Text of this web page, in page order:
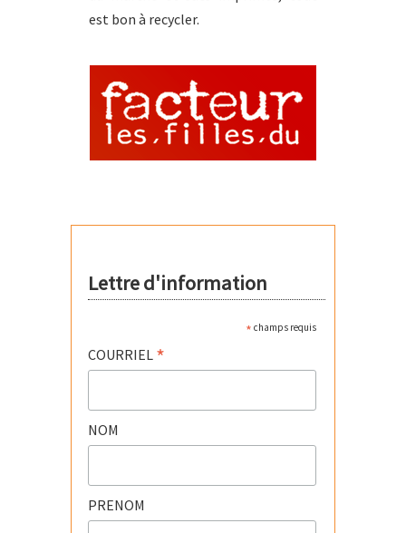
est bon à recycler.
Lettre d'information
* champs requis
COURRIEL *
NOM
PRENOM